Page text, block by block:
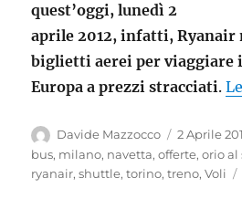
quest’oggi, lunedì 2
aprile 2012, infatti, Ryanair
biglietti aerei per viaggiare
Europa a prezzi stracciati.
Autore
Davide Mazzocco
Pubblicato
il
2 Aprile
bus, milano, navetta,offerte,orio al
ryanair,shuttle,torino,treno,Voli